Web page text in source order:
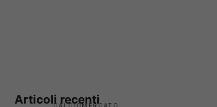
Articoli recenti
CALCIOMERCATO